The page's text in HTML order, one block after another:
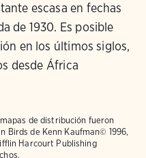
escasa en fechas
de 1930. Es posible
en los últimos siglos,
desde África
de distribución fueron
Birds de Kenn Kaufman© 1996,
Harcourt Publishing